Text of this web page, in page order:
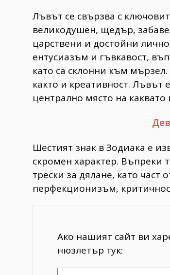
Лъвът се свързва с
великодушен, щедър,
царствени и достойни
ентусиазъм и гъвкавост,
като са склонни към
както и креативност. Лъвът
централно място на
Шестият знак в Зодиака е
скромен характер. Въпреки
трески за дялане, като част
перфекционизъм,
Ако нашият сайт ви
нюзлетър тук: